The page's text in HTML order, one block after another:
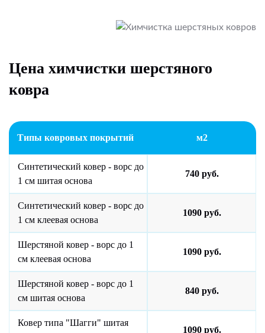
Цена химчистки шерстяного
ковра
Типы ковровых покрытий м2
Синтетический ковер - ворс до
1 см шитая основа
740 руб.
Синтетический ковер - ворс до
1 см клеевая основа
1090 руб.
Шерстяной ковер - ворс до 1
см клеевая основа
1090 руб.
Шерстяной ковер - ворс до 1
см шитая основа
840 руб.
Ковер типа "Шагги" шитая
1090 руб.